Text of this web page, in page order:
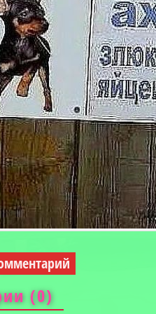
(0)